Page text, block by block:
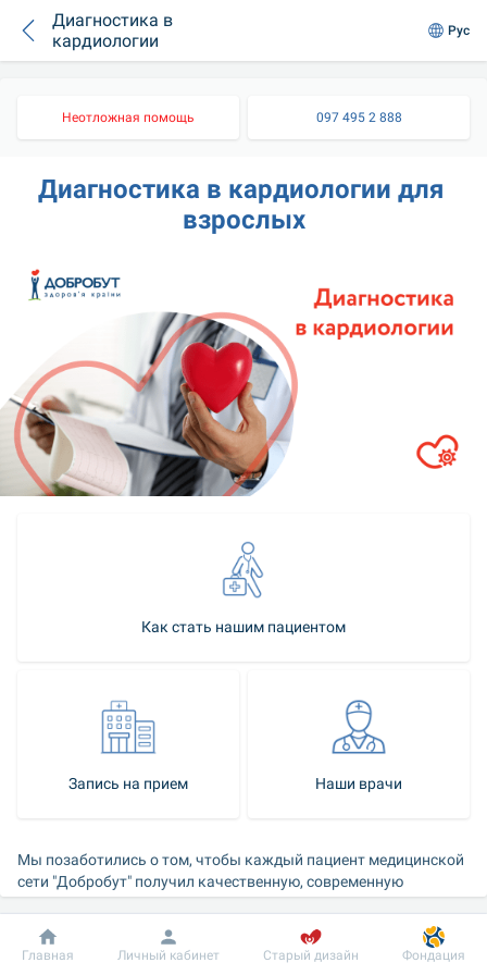
Диагностика в
кардиологии
Рус
Неотложная помощь 097 495 2 888
Диагностика в кардиологии для
взрослых
Как стать нашим пациентом
Запись на прием Наши врачи
Мы позаботились о том, чтобы каждый пациент медицинской
сети "Добробут" получил качественную, современную
Добробут Информация Пациенту
Главная Личный кабинет Старый дизайн Фондация